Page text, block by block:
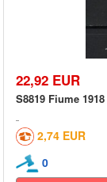
22,92 EUR
S8819 Fiume
2,74 EUR
0